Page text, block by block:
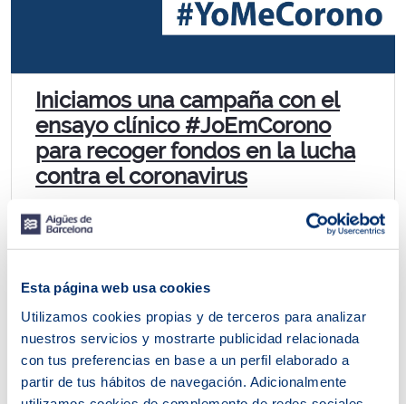
Esta página web usa cookies
Utilizamos cookies propias y de terceros para analizar
nuestros servicios y mostrarte publicidad relacionada
con tus preferencias en base a un perfil elaborado a
partir de tus hábitos de navegación. Adicionalmente
Iniciamos una campaña con el
ensayo clínico #JoEmCorono
para recoger fondos en la lucha
contra el coronavirus
una nueva campaña para recoger fondos para la
lucha contra el coronavirus. La compañía dará un...